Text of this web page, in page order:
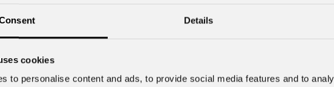
Details
cookies
to personalise content and ads, to provide social media features and to